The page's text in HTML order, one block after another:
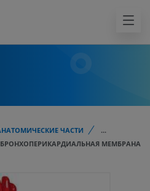
ЧАСТИ
...
БРОНХОПЕРИКАРДИАЛЬНАЯ МЕМБРАНА